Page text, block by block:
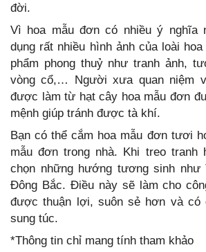
đời.
Vì hoa mẫu đơn có nhiều ý nghĩa
dụng rất nhiều hình ảnh của loài
phẩm phong thuỷ như tranh ảnh,
vòng cổ,… Người xưa quan niệm
được làm từ hạt cây hoa mẫu đơn
mệnh giúp tránh được tà khí.
Bạn có thể cắm hoa mẫu đơn tươi
mẫu đơn trong nhà. Khi treo tranh
chọn những hướng tương sinh như
Đông Bắc. Điều này sẽ làm cho
được thuận lợi, suôn sẻ hơn và có
sung túc.
*Thông tin chỉ mang tính tham khảo